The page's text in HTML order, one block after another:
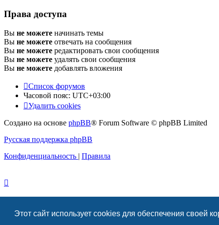
Этот сайт использует cookies для обеспечения своей
Права доступа
Вы не можете начинать темы
Вы не можете отвечать на сообщения
Вы не можете редактировать свои сообщения
Вы не можете удалять свои сообщения
Вы не можете добавлять вложения
Список форумов
Часовой пояс: UTC+03:00
Удалить cookies
Создано на основе phpBB® Forum Software © phpBB Limited
Русская поддержка phpBB
Конфиденциальность | Правила